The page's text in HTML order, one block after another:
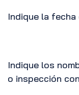
Indique la
Indique los
o inspección